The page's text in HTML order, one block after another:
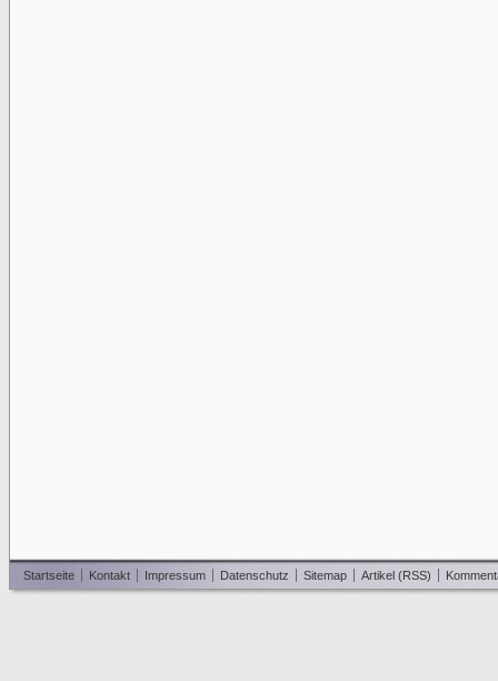
Startseite Kontakt Impressum Datenschutz Sitemap Artikel (RSS)